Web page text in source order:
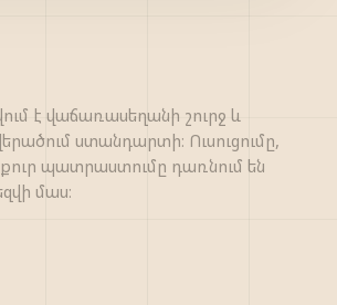
է վաճառասեղանի շուրջ և
ստանդարտի։ Ուսուցումը,
պատրաստումը դառնում են
մաս։